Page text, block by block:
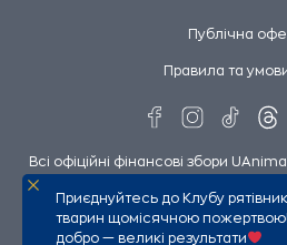
Публічна
Правила та
Всі офіційні фінансові збори
сайті та на сторінках UAnimals у
відповідальності за збори інших
підтримку, опубліковані на
UAnimals @
Приєднуйтесь до Клубу
тварин щомісячною
добро — великі результати